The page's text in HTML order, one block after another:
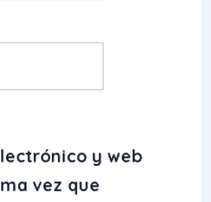
y web
vez que